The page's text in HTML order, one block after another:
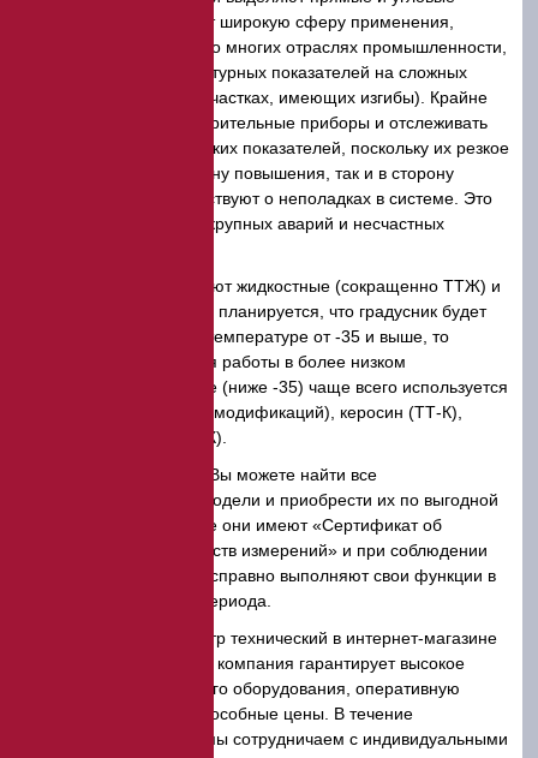
модели. Первые имеют широкую сферу применения,
вторые используются во многих отраслях промышленности,
для фиксации температурных показателей на сложных
приспособлениях (на участках, имеющих изгибы). Крайне
важно установить измерительные приборы и отслеживать
стабильность термических показателей, поскольку их резкое
изменение (как в сторону повышения, так и в сторону
понижения) свидетельствуют о неполадках в системе. Это
может стать причиной крупных аварий и несчастных
По составу выделяют жидкостные (сокращенно ТТЖ) и
ртутные приборы. Если планируется, что градусник будет
функционировать при температуре от -35 и выше, то
применяется ртуть. Для работы в более низком
температурном режиме (ниже -35) чаще всего используется
спирт (ТТЖ различных модификаций), керосин (ТТ-К),
метил-карбитол (ТТ-МК).
В нашем каталоге Вы можете найти все
вышеперечисленные модели и приобрести их по выгодной
цене в Краснодаре. Все они имеют «Сертификат об
утверждении типа средств измерений» и при соблюдении
правил эксплуатации исправно выполняют свои функции в
течение длительного периода.
Закажите термометр технический в интернет-магазине
«ЭкспертЦентр». Наша компания гарантирует высокое
качество измерительного оборудования, оперативную
доставку, конкурентоспособные цены. В течение
длительного времени мы сотрудничаем с индивидуальными